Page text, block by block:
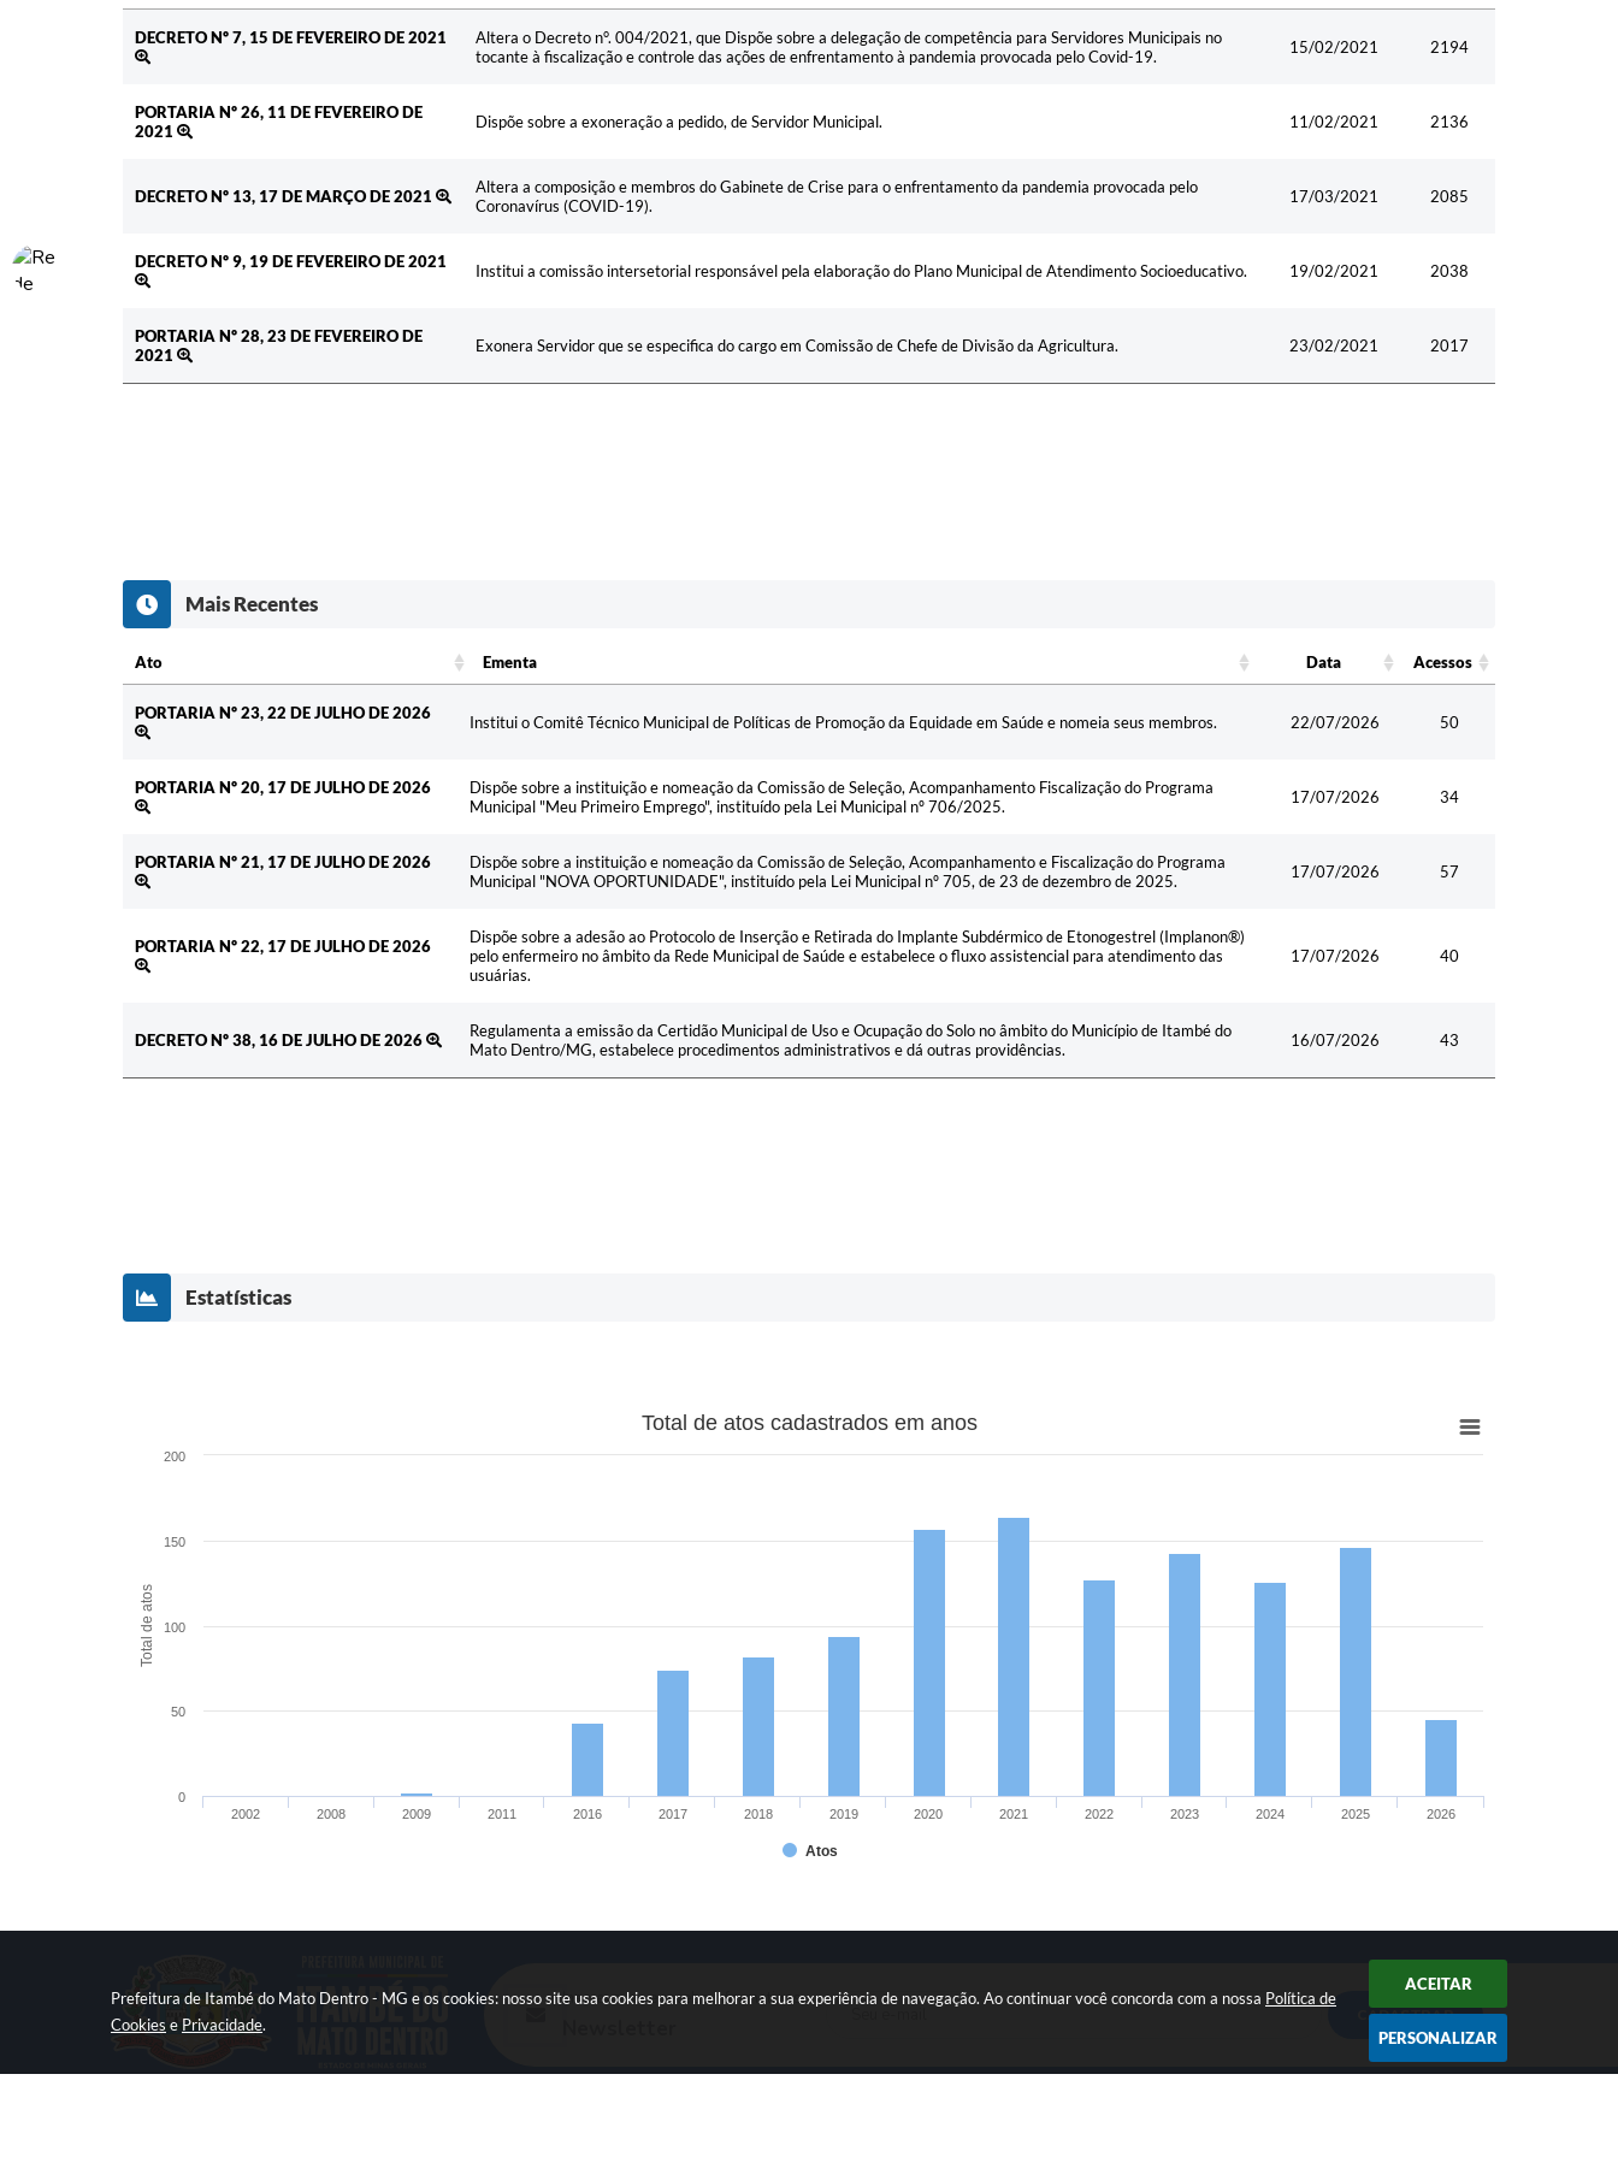
Prefeitura de Itambé do Mato Dentro - MG e os cookies: nosso site usa cookies para melhorar a sua experiência de navegação. Ao continuar você concorda com a nossa Política de
Cookies e Privacidade.
ACEITAR
PERSONALIZAR
DECRETO Nº 7, 15 DE FEVEREIRO DE 2021
Altera o Decreto n°. 004/2021, que Dispõe sobre a delegação de competência para Servidores Municipais no
tocante à fiscalização e controle das ações de enfrentamento à pandemia provocada pelo Covid-19.
15/02/2021 2194
PORTARIA Nº 26, 11 DE FEVEREIRO DE
2021
Dispõe sobre a exoneração a pedido, de Servidor Municipal. 11/02/2021 2136
DECRETO Nº 13, 17 DE MARÇO DE 2021
Altera a composição e membros do Gabinete de Crise para o enfrentamento da pandemia provocada pelo
Coronavírus (COVID-19).
17/03/2021 2085
DECRETO Nº 9, 19 DE FEVEREIRO DE 2021 Institui a comissão intersetorial responsável pela elaboração do Plano Municipal de Atendimento Socioeducativo. 19/02/2021 2038
PORTARIA Nº 28, 23 DE FEVEREIRO DE
2021
Exonera Servidor que se especifica do cargo em Comissão de Chefe de Divisão da Agricultura. 23/02/2021 2017
Mais Recentes
Ato Ementa Data
Acessos
s
PORTARIA Nº 23, 22 DE JULHO DE 2026 Institui o Comitê Técnico Municipal de Políticas de Promoção da Equidade em Saúde e nomeia seus membros. 22/07/2026 50
PORTARIA Nº 20, 17 DE JULHO DE 2026
Dispõe sobre a instituição e nomeação da Comissão de Seleção, Acompanhamento Fiscalização do Programa
Municipal "Meu Primeiro Emprego", instituído pela Lei Municipal nº 706/2025.
17/07/2026 34
PORTARIA Nº 21, 17 DE JULHO DE 2026
Dispõe sobre a instituição e nomeação da Comissão de Seleção, Acompanhamento e Fiscalização do Programa
Municipal "NOVA OPORTUNIDADE", instituído pela Lei Municipal nº 705, de 23 de dezembro de 2025.
17/07/2026 57
PORTARIA Nº 22, 17 DE JULHO DE 2026
Dispõe sobre a adesão ao Protocolo de Inserção e Retirada do Implante Subdérmico de Etonogestrel (Implanon®)
pelo enfermeiro no âmbito da Rede Municipal de Saúde e estabelece o fluxo assistencial para atendimento das
usuárias.
17/07/2026 40
DECRETO Nº 38, 16 DE JULHO DE 2026
Regulamenta a emissão da Certidão Municipal de Uso e Ocupação do Solo no âmbito do Município de Itambé do
Mato Dentro/MG, estabelece procedimentos administrativos e dá outras providências.
16/07/2026 43
Estatísticas
Total de atos
Total de atos cadastrados em anos
Atos
2002 2008 2009 2011 2016 2017 2018 2019 2020 2021 2022 2023 2024 2025 2026
0
50
100
150
200
Inscreva-se e receba informativos
CADASTRAR